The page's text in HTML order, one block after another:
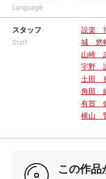
Language
スタッフ
Staff
設楽
城 悠
山崎
宇野
土田
角田
有賀
横山
この作品